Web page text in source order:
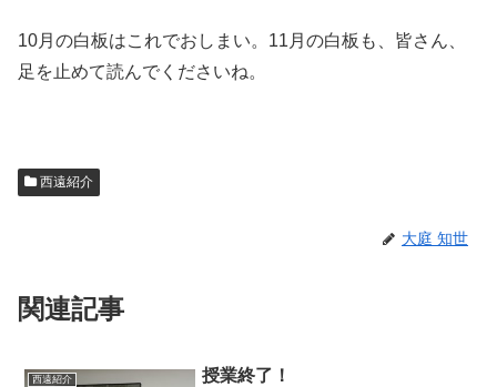
10月の白板はこれでおしまい。11月の白板も、皆さん、
足を止めて読んでくださいね。
西遠紹介
大庭 知世
関連記事
西遠紹介 授業終了！